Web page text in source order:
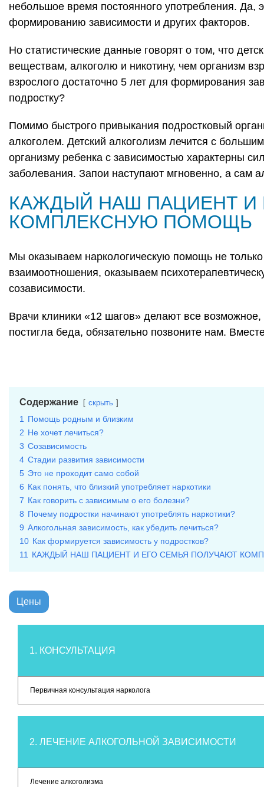
небольшое время постоянного употребления. Да,
формированию зависимости и других факторов.
Но статистические данные говорят о том, что
веществам, алкоголю и никотину, чем организм
взрослого достаточно 5 лет для формирования
подростку?
Помимо быстрого привыкания подростковый
алкоголем. Детский алкоголизм лечится с
организму ребенка с зависимостью характерны
заболевания. Запои наступают мгновенно, а сам
КАЖДЫЙ НАШ ПАЦИЕНТ И
КОМПЛЕКСНУЮ ПОМОЩЬ
Мы оказываем наркологическую помощь не
взаимоотношения, оказываем
созависимости.
Врачи клиники «12 шагов» делают все
постигла беда, обязательно позвоните нам.
Содержание скрыть
1
Помощь родным и близким
2 Не хочет лечиться?
3 Созависимость
4 Стадии развития зависимости
5 Это не проходит само собой
6 Как понять, что близкий употребляет наркотики
7 Как говорить с зависимым о его болезни?
8 Почему подростки начинают употреблять наркотики?
9 Алкогольная зависимость, как убедить лечиться?
10 Как формируется зависимость у подростков?
11
КАЖДЫЙ НАШ ПАЦИЕНТ И ЕГО СЕМЬЯ ПОЛУЧАЮТ
Цены
1. КОНСУЛЬТАЦИЯ
Первичная консультация нарколога
2. ЛЕЧЕНИЕ АЛКОГОЛЬНОЙ ЗАВИСИМОСТИ
Лечение алкоголизма